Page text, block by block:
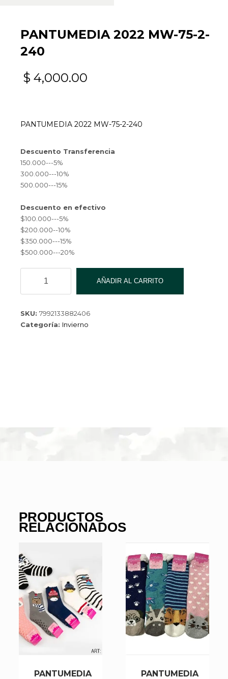
PANTUMEDIA 2022 MW-75-2-
240
$ 4,000.00
PANTUMEDIA 2022 MW-75-2-240
Descuento Transferencia
150.000---5%
300.000---10%
500.000---15%
Descuento en efectivo
$100.000---5%
$200.000--10%
$350.000---15%
$500.000---20%
MW-
2-
240
AÑADIR AL CARRITO
SKU: 7992133882406
Categoría: Invierno
PRODUCTOS
RELACIONADOS
PANTUMEDIA
PANTUMEDIA